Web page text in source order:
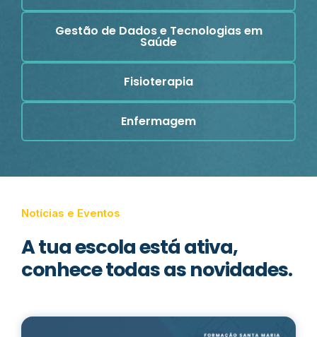
Gestão de Dados e Tecnologias em
Saúde
Fisioterapia
Enfermagem
Notícias e Eventos
A tua escola está ativa,
conhece todas as novidades.